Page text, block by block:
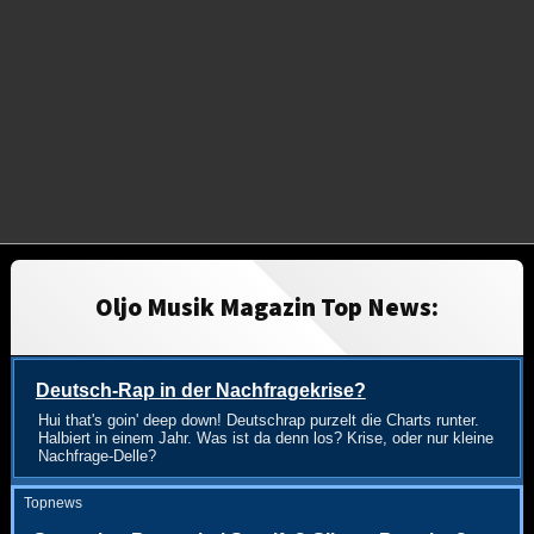
Oljo Musik Magazin Top News:
Deutsch-Rap in der Nachfragekrise?
Hui that's goin' deep down! Deutschrap purzelt die Charts runter.
Halbiert in einem Jahr. Was ist da denn los? Krise, oder nur kleine
Nachfrage-Delle?
Topnews